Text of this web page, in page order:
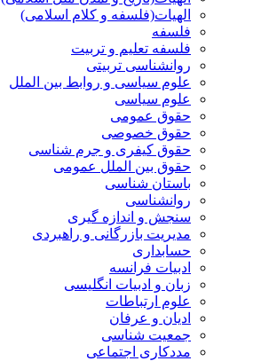
الهیات(فلسفه و کلام اسلامی)
فلسفه
فلسفه تعلیم و تربیت
روانشناسی تربیتی
علوم سیاسی و روابط بین الملل
علوم سیاسی
حقوق عمومی
حقوق خصوصی
حقوق کیفری و جرم شناسی
حقوق بین الملل عمومی
باستان شناسی
روانشناسی
سنجش و اندازه گیری
مدیریت بازرگانی و راهبردی
حسابداری
ادبیات فرانسه
زبان و ادبیات انگلیسی
علوم ارتباطات
ادیان و عرفان
جمعیت شناسی
مددکاری اجتماعی